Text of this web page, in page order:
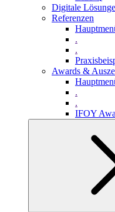
Digitale
Referenzen
.
.
Awards &
.
.
IFOY